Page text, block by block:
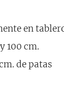
en
100 cm.
de patas